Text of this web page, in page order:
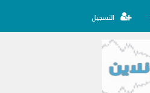
التسجيل